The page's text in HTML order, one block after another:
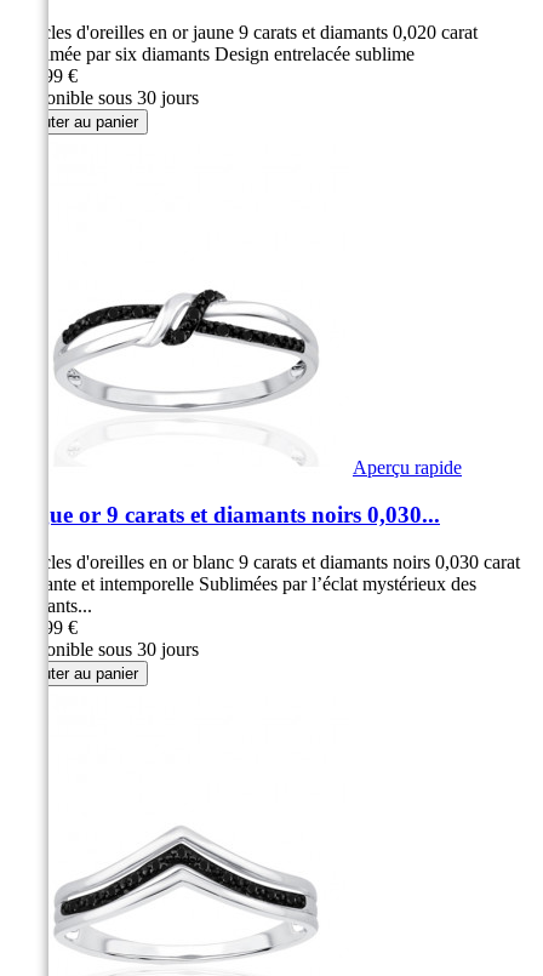
Boucles d'oreilles en or jaune 9 carats et diamants 0,020 carat
Sublimée par six diamants Design entrelacée sublime
299,99 €
Disponible sous 30 jours
Ajouter au panier
Aperçu rapide
Bague or 9 carats et diamants noirs 0,030...
Boucles d'oreilles en or blanc 9 carats et diamants noirs 0,030 carat
Élégante et intemporelle Sublimées par l’éclat mystérieux des
diamants...
319,99 €
Disponible sous 30 jours
Ajouter au panier